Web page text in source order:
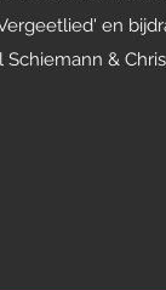
en
Schiemann &